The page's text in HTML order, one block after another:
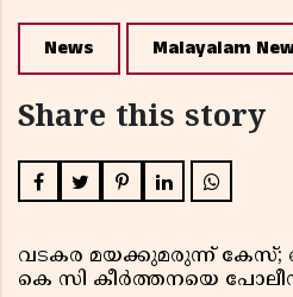
News Malayalam
Share this story
വടകര മയക്കുമരുന്ന് കേസ്;
കെ സി കീർത്തനയെ പോലീസ്